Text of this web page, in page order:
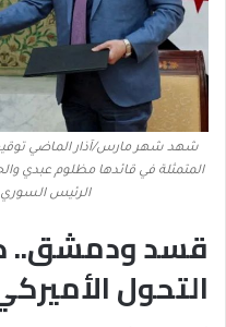
شهد شهر مارس/آذار الماضي
المتمثلة في قائدها مظلوم عبدي
الرئيس السوري
قسد ودمشق..
التحول